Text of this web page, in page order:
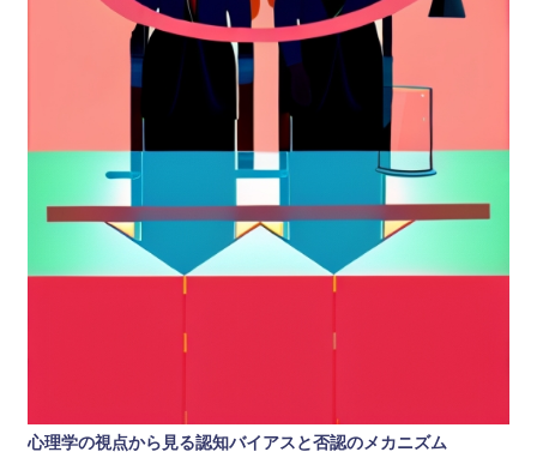
心理学の視点から見る認知バイアスと否認のメカニズム